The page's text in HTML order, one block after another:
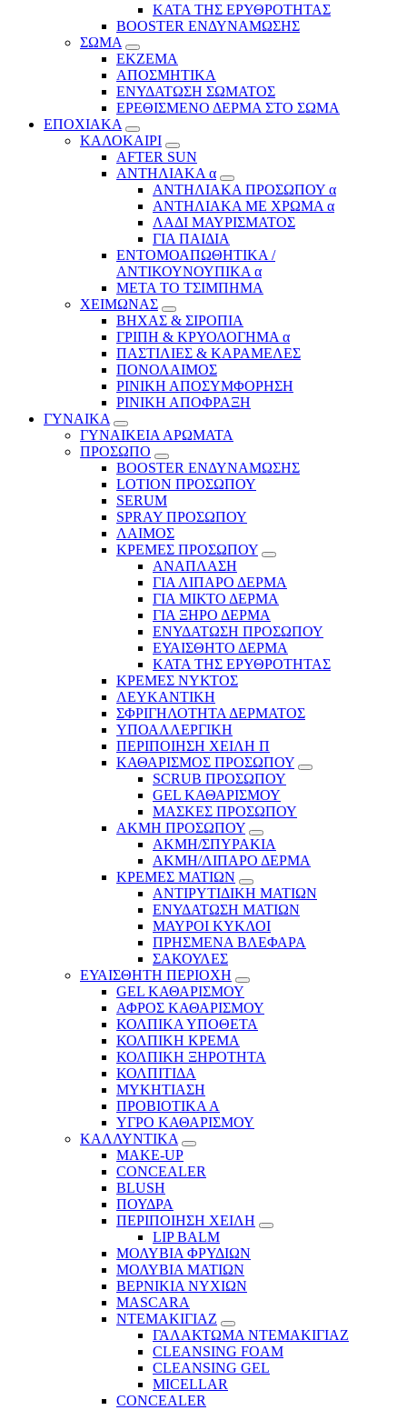
ΚΑΤΑ ΤΗΣ ΕΡΥΘΡΟΤΗΤΑΣ
BOOSTER ΕΝΔΥΝΑΜΩΣΗΣ
ΣΩΜΑ
ΕΚΖΕΜΑ
ΑΠΟΣΜΗΤΙΚΑ
ΕΝΥΔΑΤΩΣΗ ΣΩΜΑΤΟΣ
ΕΡΕΘΙΣΜΕΝΟ ΔΕΡΜΑ ΣΤΟ ΣΩΜΑ
ΕΠΟΧΙΑΚΑ
ΚΑΛΟΚΑΙΡΙ
AFTER SUN
ΑΝΤΗΛΙΑΚΑ α
ΑΝΤΗΛΙΑΚΑ ΠΡΟΣΩΠΟΥ α
ΑΝΤΗΛΙΑΚΑ ΜΕ ΧΡΩΜΑ α
ΛΑΔΙ ΜΑΥΡΙΣΜΑΤΟΣ
ΓΙΑ ΠΑΙΔΙΑ
ΕΝΤΟΜΟΑΠΩΘΗΤΙΚΑ /
ΑΝΤΙΚΟΥΝΟΥΠΙΚΑ α
ΜΕΤΑ ΤΟ ΤΣΙΜΠΗΜΑ
ΧΕΙΜΩΝΑΣ
ΒΗΧΑΣ & ΣΙΡΟΠΙΑ
ΓΡΙΠΗ & ΚΡΥΟΛΟΓΗΜΑ α
ΠΑΣΤΙΛΙΕΣ & ΚΑΡΑΜΕΛΕΣ
ΠΟΝΟΛΑΙΜΟΣ
ΡΙΝΙΚΗ ΑΠΟΣΥΜΦΟΡΗΣΗ
ΡΙΝΙΚΗ ΑΠΟΦΡΑΞΗ
ΓΥΝΑΙΚΑ
ΓΥΝΑΙΚΕΙΑ ΑΡΩΜΑΤΑ
ΠΡΟΣΩΠΟ
BOOSTER ΕΝΔΥΝΑΜΩΣΗΣ
LOTION ΠΡΟΣΩΠΟΥ
SERUM
SPRAY ΠΡΟΣΩΠΟΥ
ΛΑΙΜΟΣ
ΚΡΕΜΕΣ ΠΡΟΣΩΠΟΥ
ΑΝΑΠΛΑΣΗ
ΓΙΑ ΛΙΠΑΡΟ ΔΕΡΜΑ
ΓΙΑ ΜΙΚΤΟ ΔΕΡΜΑ
ΓΙΑ ΞΗΡΟ ΔΕΡΜΑ
ΕΝΥΔΑΤΩΣΗ ΠΡΟΣΩΠΟΥ
ΕΥΑΙΣΘΗΤΟ ΔΕΡΜΑ
ΚΑΤΑ ΤΗΣ ΕΡΥΘΡΟΤΗΤΑΣ
ΚΡΕΜΕΣ ΝΥΚΤΟΣ
ΛΕΥΚΑΝΤΙΚΗ
ΣΦΡΙΓΗΛΟΤΗΤΑ ΔΕΡΜΑΤΟΣ
ΥΠΟΑΛΛΕΡΓΙΚΗ
ΠΕΡΙΠΟΙΗΣΗ ΧΕΙΛΗ Π
ΚΑΘΑΡΙΣΜΟΣ ΠΡΟΣΩΠΟΥ
SCRUB ΠΡΟΣΩΠΟΥ
GEL ΚΑΘΑΡΙΣΜΟΥ
ΜΑΣΚΕΣ ΠΡΟΣΩΠΟΥ
ΑΚΜΗ ΠΡΟΣΩΠΟΥ
ΑΚΜΗ/ΣΠΥΡΑΚΙΑ
ΑΚΜΗ/ΛΙΠΑΡΟ ΔΕΡΜΑ
ΚΡΕΜΕΣ ΜΑΤΙΩΝ
ΑΝΤΙΡΥΤΙΔΙΚΗ ΜΑΤΙΩΝ
ΕΝΥΔΑΤΩΣΗ ΜΑΤΙΩΝ
ΜΑΥΡΟΙ ΚΥΚΛΟΙ
ΠΡΗΣΜΕΝΑ ΒΛΕΦΑΡΑ
ΣΑΚΟΥΛΕΣ
ΕΥΑΙΣΘΗΤΗ ΠΕΡΙΟΧΗ
GEL ΚΑΘΑΡΙΣΜΟΥ
ΑΦΡΟΣ ΚΑΘΑΡΙΣΜΟΥ
ΚΟΛΠΙΚΑ ΥΠΟΘΕΤΑ
ΚΟΛΠΙΚΗ ΚΡΕΜΑ
ΚΟΛΠΙΚΗ ΞΗΡΟΤΗΤΑ
ΚΟΛΠΙΤΙΔΑ
ΜΥΚΗΤΙΑΣΗ
ΠΡΟΒΙΟΤΙΚΑ Α
ΥΓΡΟ ΚΑΘΑΡΙΣΜΟΥ
ΚΑΛΛΥΝΤΙΚΑ
MAKE-UP
CONCEALER
BLUSH
ΠΟΥΔΡΑ
ΠΕΡΙΠΟΙΗΣΗ ΧΕΙΛΗ
LIP BALM
ΜΟΛΥΒΙΑ ΦΡΥΔΙΩΝ
ΜΟΛΥΒΙΑ ΜΑΤΙΩΝ
ΒΕΡΝΙΚΙΑ ΝΥΧΙΩΝ
MASCARA
ΝΤΕΜΑΚΙΓΙΑΖ
ΓΑΛΑΚΤΩΜΑ ΝΤΕΜΑΚΙΓΙΑΖ
CLEANSING FOAM
CLEANSING GEL
MICELLAR
CONCEALER